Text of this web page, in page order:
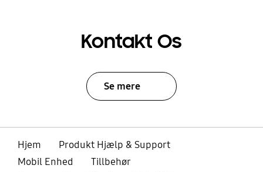
Kontakt Os
Se mere
Hjem
Produkt Hjælp & Support
Mobil Enhed
Tillbehør